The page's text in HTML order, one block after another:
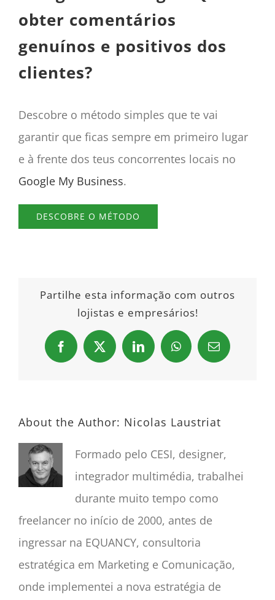
obter comentários
genuínos e positivos dos
clientes?
Descobre o método simples que te vai
garantir que ficas sempre em primeiro lugar
e à frente dos teus concorrentes locais no
Google My Business.
DESCOBRE O MÉTODO
Partilhe esta informação com outros
lojistas e empresários!
Facebook
X LinkedInWhatsAppEmail
About the Author: Nicolas Laustriat
Formado pelo CESI, designer,
integrador multimédia, trabalhei
durante muito tempo como
freelancer no início de 2000, antes de
ingressar na EQUANCY, consultoria
estratégica em Marketing e Comunicação,
onde implementei a nova estratégia de